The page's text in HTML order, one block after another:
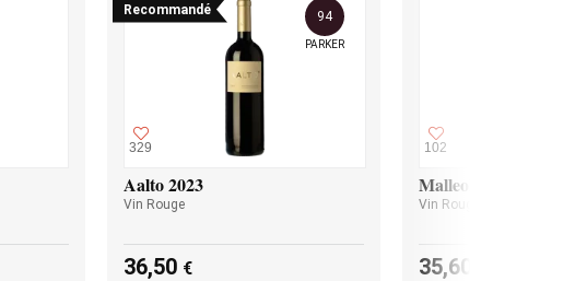
Recommandé
329
94
PARKER
Aalto 2023
Vin Rouge
36,50 €
102
Malleolus 2023
Vin Rouge
35,60